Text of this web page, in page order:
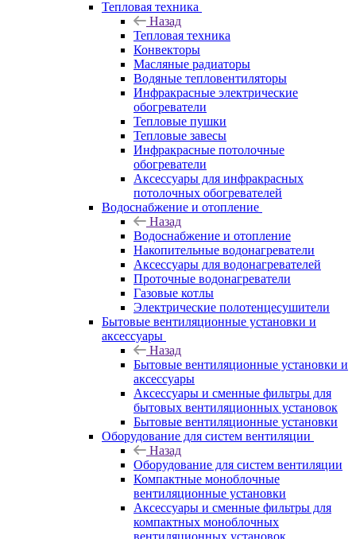
Тепловая техника
Назад
Тепловая техника
Конвекторы
Масляные радиаторы
Водяные тепловентиляторы
Инфракрасные электрические
обогреватели
Тепловые пушки
Тепловые завесы
Инфракрасные потолочные
обогреватели
Аксессуары для инфракрасных
потолочных обогревателей
Водоснабжение и отопление
Назад
Водоснабжение и отопление
Накопительные водонагреватели
Аксессуары для водонагревателей
Проточные водонагреватели
Газовые котлы
Электрические полотенцесушители
Бытовые вентиляционные установки и
аксессуары
Назад
Бытовые вентиляционные установки и
аксессуары
Аксессуары и сменные фильтры для
бытовых вентиляционных установок
Бытовые вентиляционные установки
Оборудование для систем вентиляции
Назад
Оборудование для систем вентиляции
Компактные моноблочные
вентиляционные установки
Аксессуары и сменные фильтры для
компактных моноблочных
вентиляционных установок